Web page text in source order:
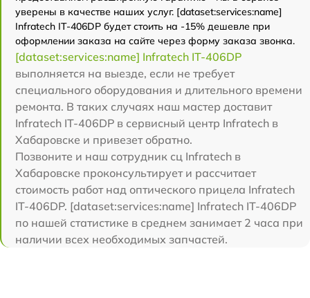
уверены в качестве наших услуг. [dataset:services:name]
Infratech IT-406DP будет стоить на -15% дешевле при
оформлении заказа на сайте через форму заказа звонка.
[dataset:services:name] Infratech IT-406DP
выполняется на выезде, если не требует
специального оборудования и длительного времени
ремонта. В таких случаях наш мастер доставит
Infratech IT-406DP в сервисный центр Infratech в
Хабаровске и привезет обратно.
Позвоните и наш сотрудник сц Infratech в
Хабаровске проконсультирует и рассчитает
стоимость работ над оптического прицела Infratech
IT-406DP. [dataset:services:name] Infratech IT-406DP
по нашей статистике в среднем занимает 2 часа при
наличии всех необходимых запчастей.